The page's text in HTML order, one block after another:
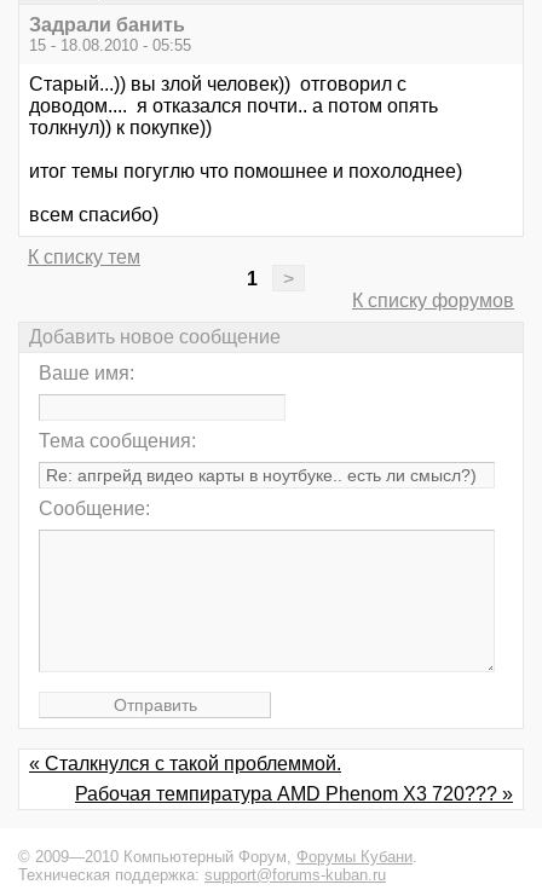
Задрали банить
15 - 18.08.2010 - 05:55
Старый...)) вы злой человек)) отговорил с
доводом.... я отказался почти.. а потом опять
толкнул)) к покупке))
итог темы погуглю что помошнее и похолоднее)
всем спасибо)
К списку тем
1
>
К списку форумов
Добавить новое сообщение
Ваше имя:
Тема сообщения:
Сообщение:
« Сталкнулся с такой проблеммой.
Рабочая темпиратура AMD Phenom X3 720??? »
© 2009—2010 Компьютерный Форум, Форумы Кубани
Техническая поддержка: support@forums-kuban.ru